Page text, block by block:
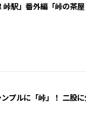
峠駅」番外編「峠の茶
プルに「峠」！ 二股